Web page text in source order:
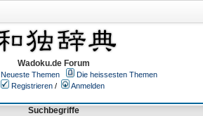
Wadoku.de Forum
Neueste Themen
Die heissesten Themen
Registrieren /
Anmelden
Suchbegriffe